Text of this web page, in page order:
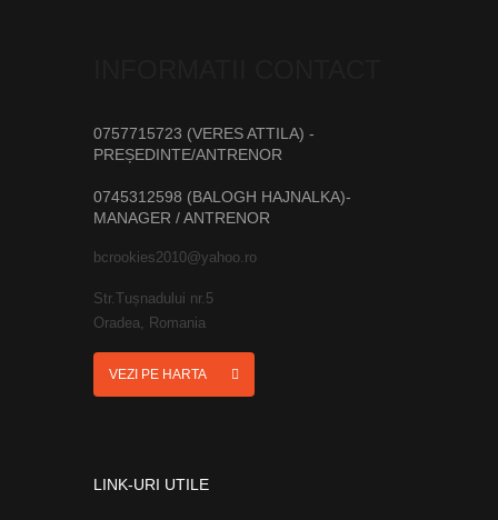
0757715723 (VERES ATTILA) -
PREȘEDINTE/ANTRENOR
0745312598 (BALOGH HAJNALKA)-
MANAGER / ANTRENOR
bcrookies2010@yahoo.ro
Str.Tușnadului nr.5
Oradea, Romania
VEZI PE HARTA
LINK-URI UTILE